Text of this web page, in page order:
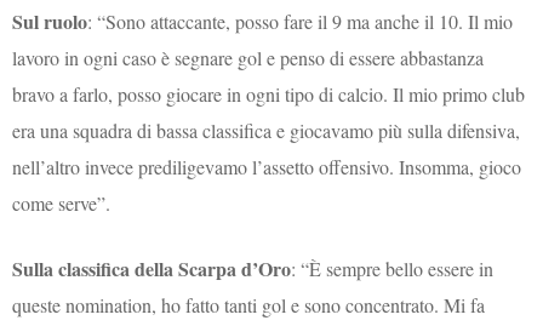
Sul ruolo: “Sono attaccante, posso fare il 9 ma anche il 10. Il mio
lavoro in ogni caso è segnare gol e penso di essere abbastanza
bravo a farlo, posso giocare in ogni tipo di calcio. Il mio primo club
era una squadra di bassa classifica e giocavamo più sulla difensiva,
nell’altro invece prediligevamo l’assetto offensivo. Insomma, gioco
come serve”.
Sulla classifica della Scarpa d’Oro: “È sempre bello essere in
queste nomination, ho fatto tanti gol e sono concentrato. Mi fa